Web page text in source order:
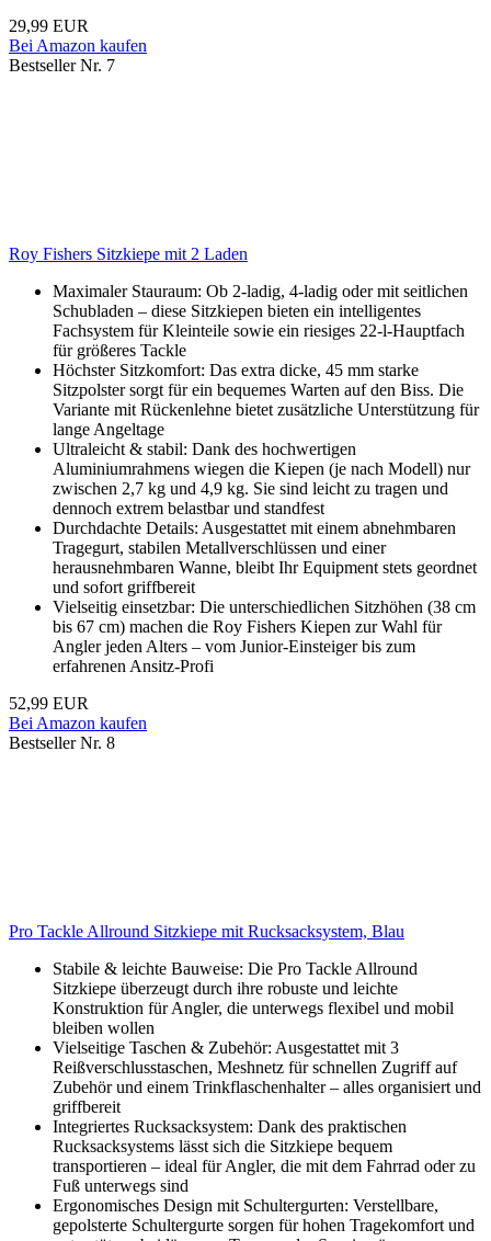
29,99 EUR
Bei Amazon kaufen
Bestseller Nr. 7
Roy Fishers Sitzkiepe mit 2 Laden
Maximaler Stauraum: Ob 2-ladig, 4-ladig oder mit seitlichen
Schubladen – diese Sitzkiepen bieten ein intelligentes
Fachsystem für Kleinteile sowie ein riesiges 22-l-Hauptfach
für größeres Tackle
Höchster Sitzkomfort: Das extra dicke, 45 mm starke
Sitzpolster sorgt für ein bequemes Warten auf den Biss. Die
Variante mit Rückenlehne bietet zusätzliche Unterstützung für
lange Angeltage
Ultraleicht & stabil: Dank des hochwertigen
Aluminiumrahmens wiegen die Kiepen (je nach Modell) nur
zwischen 2,7 kg und 4,9 kg. Sie sind leicht zu tragen und
dennoch extrem belastbar und standfest
Durchdachte Details: Ausgestattet mit einem abnehmbaren
Tragegurt, stabilen Metallverschlüssen und einer
herausnehmbaren Wanne, bleibt Ihr Equipment stets geordnet
und sofort griffbereit
Vielseitig einsetzbar: Die unterschiedlichen Sitzhöhen (38 cm
bis 67 cm) machen die Roy Fishers Kiepen zur Wahl für
Angler jeden Alters – vom Junior-Einsteiger bis zum
erfahrenen Ansitz-Profi
52,99 EUR
Bei Amazon kaufen
Bestseller Nr. 8
Pro Tackle Allround Sitzkiepe mit Rucksacksystem, Blau
Stabile & leichte Bauweise: Die Pro Tackle Allround
Sitzkiepe überzeugt durch ihre robuste und leichte
Konstruktion für Angler, die unterwegs flexibel und mobil
bleiben wollen
Vielseitige Taschen & Zubehör: Ausgestattet mit 3
Reißverschlusstaschen, Meshnetz für schnellen Zugriff auf
Zubehör und einem Trinkflaschenhalter – alles organisiert und
griffbereit
Integriertes Rucksacksystem: Dank des praktischen
Rucksacksystems lässt sich die Sitzkiepe bequem
transportieren – ideal für Angler, die mit dem Fahrrad oder zu
Fuß unterwegs sind
Ergonomisches Design mit Schultergurten: Verstellbare,
gepolsterte Schultergurte sorgen für hohen Tragekomfort und